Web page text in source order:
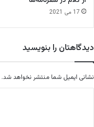
ی
ی
ر
ا
ف
ه
17 می 2021
دیدگاهتان را بنویسید
نشانی ایمیل شما منتشر نخواهد شد.